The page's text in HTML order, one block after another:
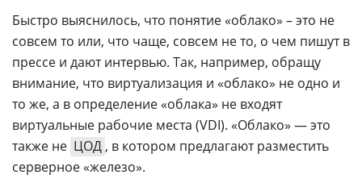
Быстро выяснилось, что понятие «облако» – это не
совсем то или, что чаще, совсем не то, о чем пишут в
прессе и дают интервью. Так, например, обращу
внимание, что виртуализация и «облако» не одно и
то же, а в определение «облака» не входят
виртуальные рабочие места (VDI). «Облако» — это
также не ЦОД , в котором предлагают разместить
серверное «железо».